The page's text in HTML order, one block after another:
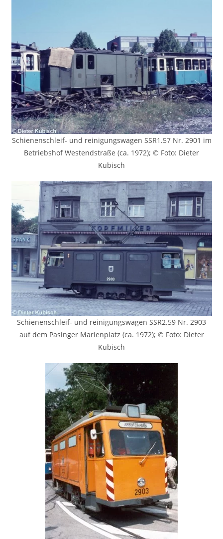
Schienenschleif- und reinigungswagen SSR1.57 Nr. 2901 im
Betriebshof Westendstraße (ca. 1972); © Foto: Dieter
Kubisch
Schienenschleif- und reinigungswagen SSR2.59 Nr. 2903
auf dem Pasinger Marienplatz (ca. 1972); © Foto: Dieter
Kubisch